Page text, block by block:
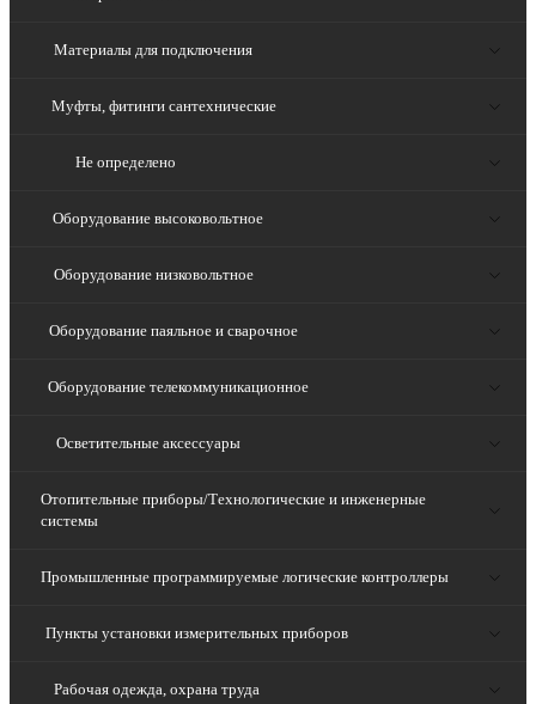
Материалы для подключения
Муфты, фитинги сантехнические
Не определено
Оборудование высоковольтное
Оборудование низковольтное
Оборудование паяльное и сварочное
Оборудование телекоммуникационное
Осветительные аксессуары
Отопительные приборы/Технологические и инженерные
системы
Промышленные программируемые логические контроллеры
Пункты установки измерительных приборов
Рабочая одежда, охрана труда